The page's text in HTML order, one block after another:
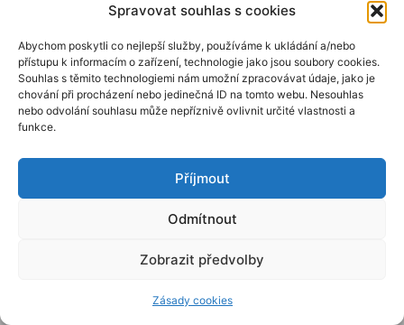
Spravovat souhlas s cookies
Abychom poskytli co nejlepší služby, používáme k ukládání a/nebo
přístupu k informacím o zařízení, technologie jako jsou soubory cookies.
Souhlas s těmito technologiemi nám umožní zpracovávat údaje, jako je
chování při procházení nebo jedinečná ID na tomto webu. Nesouhlas
nebo odvolání souhlasu může nepříznivě ovlivnit určité vlastnosti a
funkce.
Příjmout
Odmítnout
Zobrazit předvolby
Zásady cookies
NÁSLEDUJ NÁS